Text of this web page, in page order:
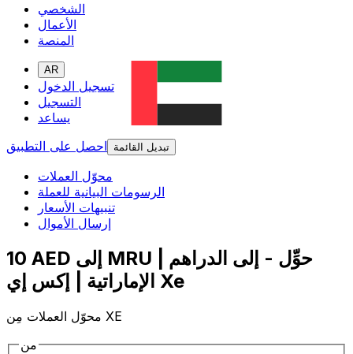
الشخصي
الأعمال
المنصة
AR
تسجيل الدخول
التسجيل
يساعد
احصل على التطبيق
تبديل القائمة
محوّل العملات
الرسومات البيانية للعملة
تنبيهات الأسعار
إرسال الأموال
10 AED إلى MRU | حوِّل - إلى الدراهم
الإماراتية | إكس إي Xe
محوّل العملات مِن XE
من